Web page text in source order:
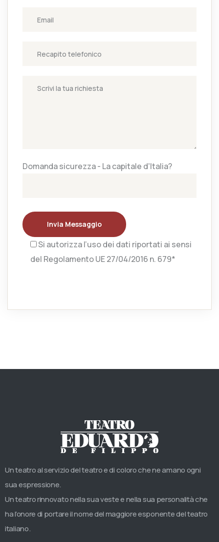
Domanda sicurezza - La capitale d'Italia?
Invia Messaggio
Si autorizza l’uso dei dati riportati ai sensi
del Regolamento UE 27/04/2016 n. 679*
Un teatro al servizio del teatro e di coloro che ne amano ogni
sua espressione.
Un teatro rinnovato nella sua veste e nella sua personalità che
ha l’onore di portare il nome del maggiore esponente del teatro
italiano.